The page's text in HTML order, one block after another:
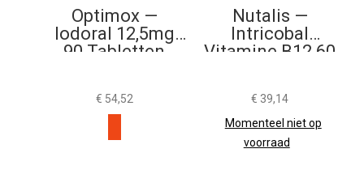
Optimox —
Iodoral 12,5mg
90 Tabletten
€ 54,52
Nutalis —
Intricobal
Vitamine B12 60
€ 39,14
Momenteel niet op
voorraad